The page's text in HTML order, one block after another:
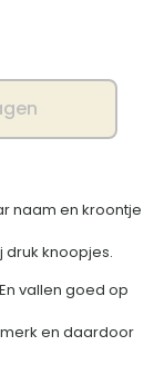
naam en kroontje
druk knoopjes.
vallen goed op
en daardoor